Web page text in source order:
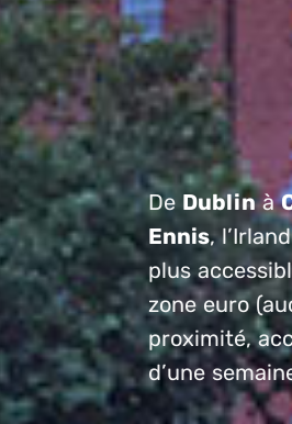
De Dublinà
Ennis,
plus
zone euro
proximité,
d’une